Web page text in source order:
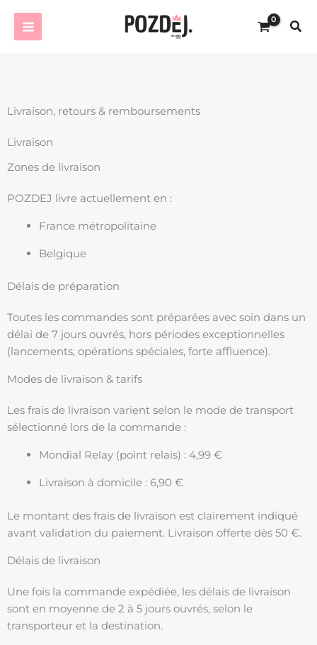
contenu
Livraison, retours & remboursements
Livraison
Zones de livraison
POZDEJ livre actuellement en :
France métropolitaine
Belgique
Délais de préparation
Toutes les commandes sont préparées avec soin dans un
délai de 7 jours ouvrés, hors périodes exceptionnelles
(lancements, opérations spéciales, forte affluence).
Modes de livraison & tarifs
Les frais de livraison varient selon le mode de transport
sélectionné lors de la commande :
Mondial Relay (point relais) : 4,99 €
Livraison à domicile : 6,90 €
Le montant des frais de livraison est clairement indiqué
avant validation du paiement. Livraison offerte dès 50 €.
Délais de livraison
Une fois la commande expédiée, les délais de livraison
sont en moyenne de 2 à 5 jours ouvrés, selon le
transporteur et la destination.